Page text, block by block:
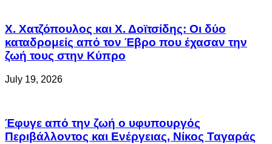
Χ. Χατζόπουλος και Χ. Δοϊτσίδης: Οι δύο
καταδρομείς από τον Έβρο που έχασαν την
ζωή τους στην Κύπρο
July 19, 2026
Έφυγε από την ζωή ο υφυπουργός
Περιβάλλοντος και Ενέργειας, Νίκος Ταγαράς